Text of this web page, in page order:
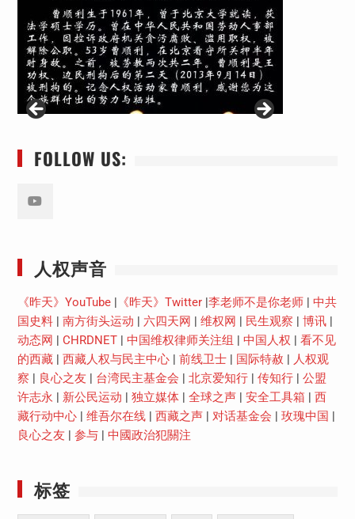
FOLLOW US:
人权声音
《昨天》YouTube| 《昨天》Twitter| 李老师不是你老师| 中共
国史料| 南方街头运动 六四天网 维权网 民生观察 博讯|
动态网
CHRDNET| 中国维权律师关注组 中国人权
看不见
的西藏| 西藏人权与民主中心| 前线卫士| 国际特赦
人权观
察
良心之友 台湾民主基金会 北京爱知行| 传知行| 公盟
许志永
新公民运动 独立媒体| 全球之声| 安全工具箱
西
藏行动中心| 维吾尔在线| 西藏之声| 对话基金会 玫瑰中国
良心之友
参与| 中國政治犯關注
标签